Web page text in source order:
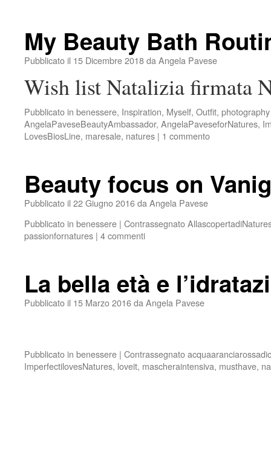
My Beauty Bath
Pubblicato il 15 Dicembre 2018da Angela Pavese
Wish list Natalizia firmata
Pubblicato in benessere, Inspiration, Myself, Outfit, photography
AngelaPaveseBeautyAmbassador, AngelaPaveseforNatures,
LovesBiosLine, maresale, natures | 1 commento
Beauty focus on
Pubblicato il 22 Giugno 2016da Angela Pavese
Pubblicato in benessere | Contrassegnato
passionfornatures | 4 commenti
La bella età e
Pubblicato il 15 Marzo 2016da Angela Pavese
Pubblicato in benessere | Contrassegnato
ImperfectilovesNatures, loveit, mascheraintensiva, musthave,